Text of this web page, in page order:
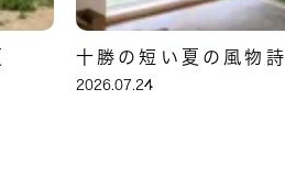
十勝の短い夏の風物詩
2026.07.24